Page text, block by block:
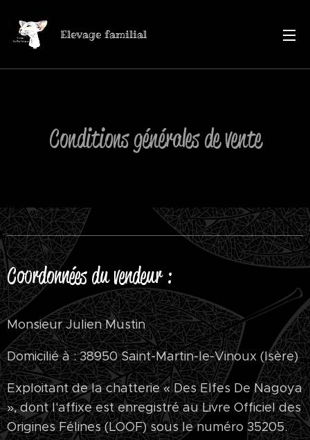
Elevage familial
Conditions générales de vente
Coordonnées du vendeur :
Monsieur Julien Mustin
Domicilié à : 38950 Saint-Martin-le-Vinoux (Isère)
Exploitant de la chatterie « Des Elfes De Nagoya
», dont l'affixe est enregistré au Livre Officiel des
Origines Félines (LOOF) sous le numéro 35205.